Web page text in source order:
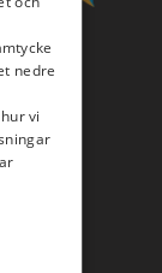
nedre
vi